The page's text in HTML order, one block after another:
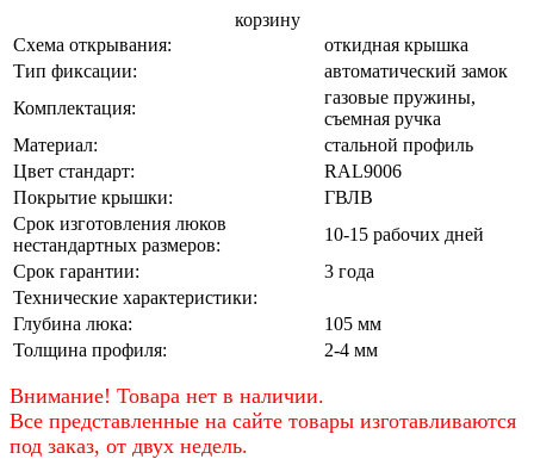
корзину
Схема открывания:
откидная крышка
Тип фиксации:
автоматический замок
Комплектация:
газовые пружины,
съемная ручка
Материал:
стальной профиль
Цвет стандарт:
RAL9006
Покрытие крышки:
ГВЛВ
Срок изготовления люков
нестандартных размеров:
10-15 рабочих дней
Срок гарантии:
3 года
Технические характеристики:
Глубина люка:
105 мм
Толщина профиля:
2-4 мм
Внимание! Товара нет в наличии.
Все представленные на сайте товары изготавливаются
под заказ, от двух недель.